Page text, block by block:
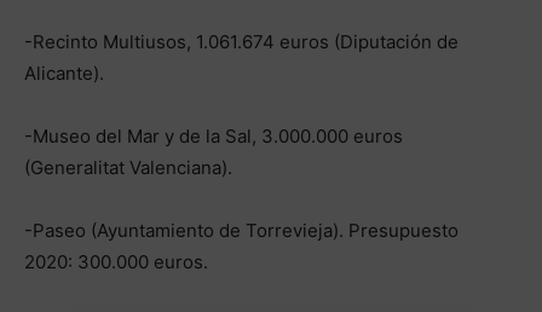
-Recinto Multiusos, 1.061.674 euros (Diputación de
Alicante).
-Museo del Mar y de la Sal, 3.000.000 euros
(Generalitat Valenciana).
-Paseo (Ayuntamiento de Torrevieja). Presupuesto
2020: 300.000 euros.